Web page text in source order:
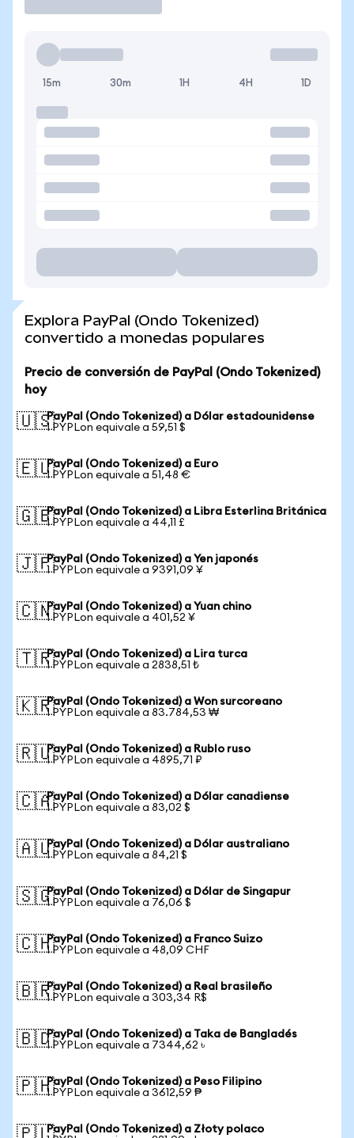
15m 30m 1H 4H 1D
Explora PayPal (Ondo Tokenized)
convertido a monedas populares
Precio de conversión de PayPal (Ondo Tokenized)
hoy
🇺🇸PayPal (Ondo Tokenized) a Dólar estadounidense
1 PYPLon equivale a 59,51 $
🇪🇺PayPal (Ondo Tokenized) a Euro
1 PYPLon equivale a 51,48 €
🇬🇧PayPal (Ondo Tokenized) a Libra Esterlina Británica
1 PYPLon equivale a 44,11 £
🇯🇵PayPal (Ondo Tokenized) a Yen japonés
1 PYPLon equivale a 9391,09 ¥
🇨🇳PayPal (Ondo Tokenized) a Yuan chino
1 PYPLon equivale a 401,52 ¥
🇹🇷PayPal (Ondo Tokenized) a Lira turca
1 PYPLon equivale a 2838,51 ₺
🇰🇷PayPal (Ondo Tokenized) a Won surcoreano
1 PYPLon equivale a 83.784,53 ₩
🇷🇺PayPal (Ondo Tokenized) a Rublo ruso
1 PYPLon equivale a 4895,71 ₽
🇨🇦PayPal (Ondo Tokenized) a Dólar canadiense
1 PYPLon equivale a 83,02 $
🇦🇺PayPal (Ondo Tokenized) a Dólar australiano
1 PYPLon equivale a 84,21 $
🇸🇬PayPal (Ondo Tokenized) a Dólar de Singapur
1 PYPLon equivale a 76,06 $
🇨🇭PayPal (Ondo Tokenized) a Franco Suizo
1 PYPLon equivale a 48,09 CHF
🇧🇷PayPal (Ondo Tokenized) a Real brasileño
1 PYPLon equivale a 303,34 R$
🇧🇩PayPal (Ondo Tokenized) a Taka de Bangladés
1 PYPLon equivale a 7344,62 ৳
🇵🇭PayPal (Ondo Tokenized) a Peso Filipino
1 PYPLon equivale a 3612,59 ₱
PayPal (Ondo Tokenized) a Złoty polaco